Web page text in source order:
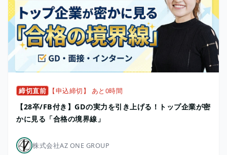
締切直前 【申込締切】 あと0時間
【28卒/FB付き】GDの実力を引き上げる！トップ企業が密
かに見る「合格の境界線」
株式会社AZ ONE GROUP